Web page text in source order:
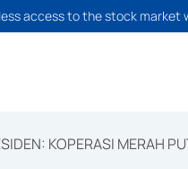
access to the stock market
KOPERASI MERAH